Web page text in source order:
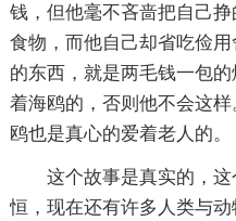
钱，但他毫不吝啬把自己
食物，而他自己却省吃俭
的东西，就是两毛钱一包
着海鸥的，否则他不会这
鸥也是真心的爱着老人的。
这个故事是真实的，
恒，现在还有许多人类与